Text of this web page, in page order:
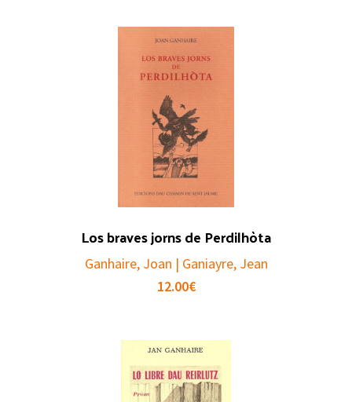
Los braves jorns de Perdilhòta
Ganhaire, Joan | Ganiayre, Jean
12.00€